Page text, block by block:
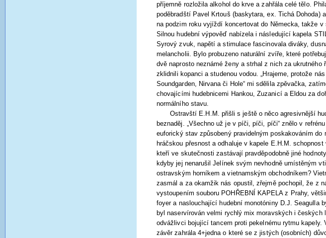
příjemně rozložila alkohol do krve a zahřála celé tělo.
poděbradští Pavel Krtouš (baskytara, ex. Tichá
na podzim roku vyjíždí koncertovat do Německa, takže
Silnou hudební výpověď nabízela i následující kapela
Syrový zvuk, napětí a stimulace fascinovala diváky,
melancholii. Bylo probuzeno naturální zvíře, které
dvě naprosto neznámé ženy a strhal z nich za
zklidnili kopanci a studenou vodou. „Hrajeme, protože
Soundgarden, Nirvana či Hole“ mi sdělila zpěvačka,
chovajícími hudebnicemi Hankou, Zuzanicí a Eldou za
normálního stavu.
Ostravští E.H.M. přišli s ještě o něco agresivnější
beznaděj. „Všechno už je v píči, píči, píči“ znělo v
euforický stav způsobený pravidelným poskakováním
hráčskou přesnost a odhaluje v kapele E.H.M.
kteří ve skutečnosti zastávají pravděpodobně jiné
kdyby jej nenarušil Jelínek svým nevhodně umístěným
ostravským horníkem a vietnamským obchodníkem?
zasmál a za okamžik nás opustil, zřejmě pochopil, že z
vystoupením souboru POHŘEBNÍ KAPELA z Prahy,
foyer a naslouchající hudební monotóniny D.J. Seagulla
byl naservírován velmi rychlý mix moravských i
odvážlivci bojující tancem proti pekelnému rytmu kapely.
závěr zahrála 4+jedna o které se z jistých (osobních)